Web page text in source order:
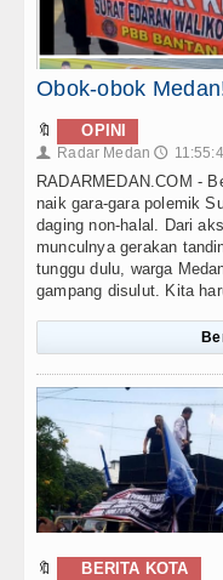
Obok-obok
🔖 OPINI
👤 Radar Medan 🕔
RADARMEDAN.COM -
naik gara-gara polemik
daging non-halal. Dari
munculnya gerakan
tunggu dulu, warga
gampang disulut. Kita
🔖 BERITA KOTA